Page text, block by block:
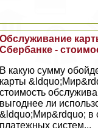
Обслуживание
Сбербанке -
В какую сумму
карты
стоимость
выгоднее ли
&ldquo;Мир&rdquo; в
платежных систем...